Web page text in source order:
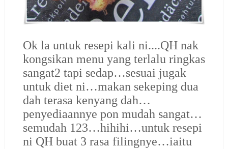
Ok la untuk resepi kali ni....QH nak
kongsikan menu yang terlalu ringkas
sangat2 tapi sedap…sesuai jugak
untuk diet ni…makan sekeping dua
dah terasa kenyang dah…
penyediaannye pon mudah sangat…
semudah 123…hihihi…untuk resepi
ni QH buat 3 rasa filingnye…iaitu